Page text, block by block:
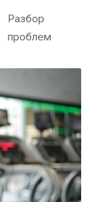
Разбор
проблем